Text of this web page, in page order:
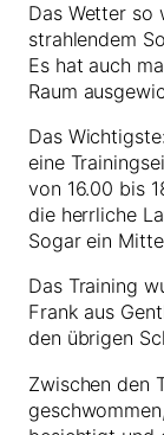
Das Wetter so
strahlendem
Es hat auch
Raum
Das
eine
von 16.00 bis
die herrliche
Sogar ein
Das Training
Frank aus
den übrigen
Zwischen den